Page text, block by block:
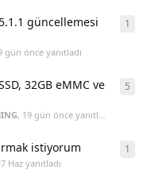
güncellemesi
gün önce yanıtladı
1
32GB eMMC ve
, 19 gün önce yanıtladı
5
istiyorum
Haz yanıtladı
1